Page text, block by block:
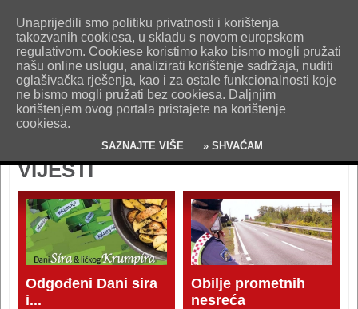
O nama Kontakt Oglašavanje Impresum
Uvjeti korištenja
Pošaljite nam vijest!
VIJESTI
Odgođeni Dani sira
i...
Obilje prometnih
nesreća
Unaprijedili smo politiku privatnosti i korištenja
takozvanih cookiesa, u skladu s novom europskom
regulativom. Cookiese koristimo kako bismo mogli pružati
našu online uslugu, analizirati korištenje sadržaja, nuditi
oglašivačka rješenja, kao i za ostale funkcionalnosti koje
ne bismo mogli pružati bez cookiesa. Daljnjim
korištenjem ovog portala pristajete na korištenje
cookiesa.
SAZNAJTE VIŠE » SHVAĆAM